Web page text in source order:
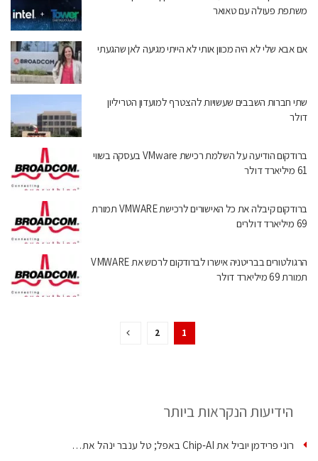
משתפת פעולה עם טאואר
אם אבא שלי לא היה מכוון אותי לא הייתי מגיעה לאן שהגעתי
שתי חברות השבבים שעשויות להצטרף למועדון הטריליון
דולר
ברודקום הודיעה על השלמת רכישת VMware בעסקה בשווי
61 מיליארד דולר
ברודקום קיבלה את כל האישורים לרכישת VMWARE תמורת
69 מיליארד דולרים
הרגולטורים בבריטניה אישרו לברודקום לרכוש את VMWARE
תמורת 69 מיליארד דולר
1
2
הידיעות הנקראות ביותר
רוני פרידמן יוביל את Chip‑AI באפל; טל ענבר ינהל את…